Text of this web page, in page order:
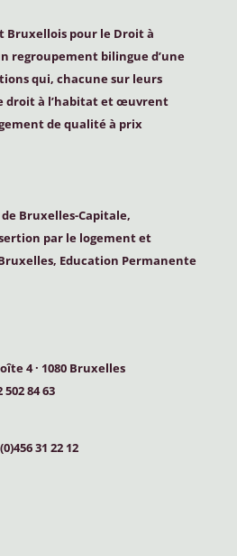
Bruxellois pour le Droit à
regroupement bilingue d’une
qui, chacune sur leurs
droit à l’habitat et œuvrent
de qualité à prix
Bruxelles-Capitale,
par le logement et
Education Permanente
4· 1080 Bruxelles
84 63
31 22 12